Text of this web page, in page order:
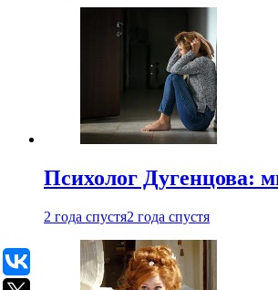
Психолог Дугенцова:
2 года спустя2 года спустя